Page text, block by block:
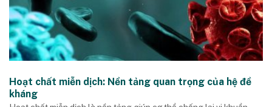
Hoạt chất miễn dịch: Nền tảng quan trọng của hệ đề
kháng